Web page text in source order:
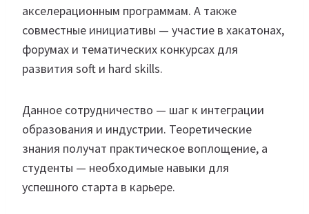
акселерационным программам. А также
совместные инициативы — участие в хакатонах,
форумах и тематических конкурсах для
развития soft и hard skills.
Данное сотрудничество — шаг к интеграции
образования и индустрии. Теоретические
знания получат практическое воплощение, а
студенты — необходимые навыки для
успешного старта в карьере.